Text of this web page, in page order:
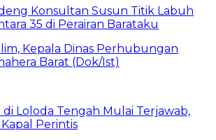
Konsultan Susun Titik Labuh
35 di Perairan Barataku
di Loloda Tengah Mulai Terjawab,
Perintis